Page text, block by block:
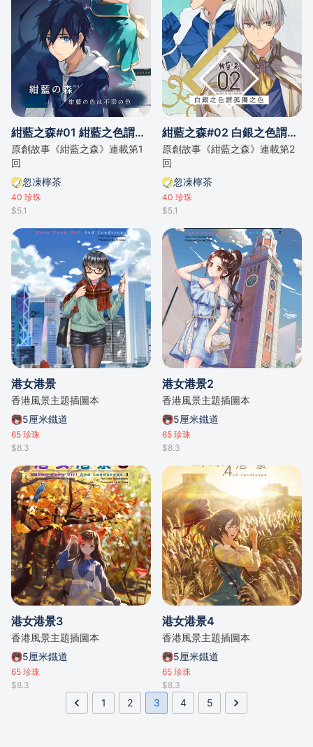
紺藍之森#01 紺藍之色謂不幸之色
原創故事《紺藍之森》連載第1
回
忽凍檸茶
40 珍珠
$5.1
紺藍之森#02 白銀之色謂孤獨之色
原創故事《紺藍之森》連載第2
回
忽凍檸茶
40 珍珠
$5.1
港女港景
香港風景主題插圖本
5厘米鐵道
65 珍珠
$8.3
港女港景2
香港風景主題插圖本
5厘米鐵道
65 珍珠
$8.3
港女港景3
香港風景主題插圖本
5厘米鐵道
65 珍珠
$8.3
港女港景4
香港風景主題插圖本
5厘米鐵道
65 珍珠
$8.3
1 2 3 4 5